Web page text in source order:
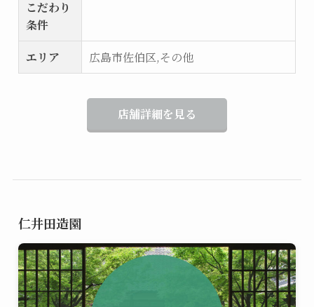
こだわり
条件
エリア
広島市佐伯区,その他
店舗詳細を見る
仁井田造園